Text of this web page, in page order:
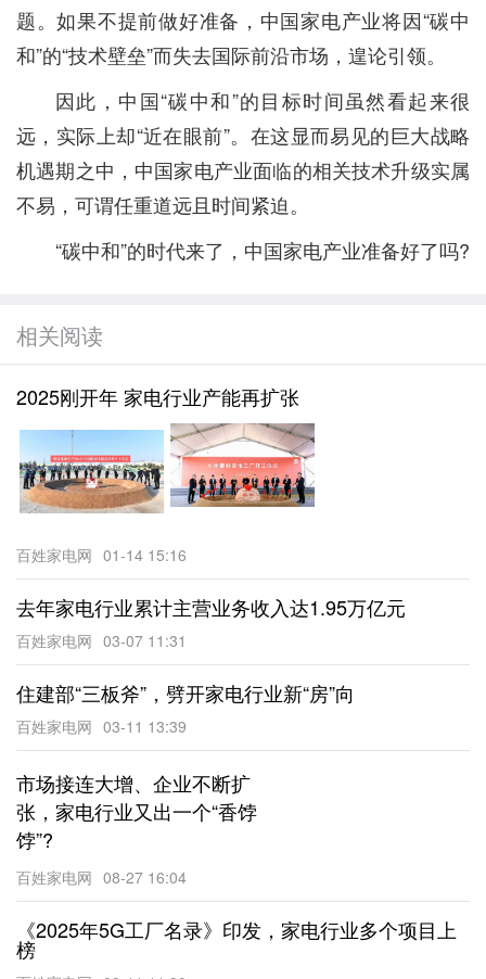
题。如果不提前做好准备，中国家电产业将因“碳中
和”的“技术壁垒”而失去国际前沿市场，遑论引领。
因此，中国“碳中和”的目标时间虽然看起来很
远，实际上却“近在眼前”。在这显而易见的巨大战略
机遇期之中，中国家电产业面临的相关技术升级实属
不易，可谓任重道远且时间紧迫。
“碳中和”的时代来了，中国家电产业准备好了吗?
相关阅读
2025刚开年 家电行业产能再扩张
百姓家电网 01-14 15:16
去年家电行业累计主营业务收入达1.95万亿元
百姓家电网 03-07 11:31
住建部“三板斧”，劈开家电行业新“房”向
百姓家电网 03-11 13:39
市场接连大增、企业不断扩
张，家电行业又出一个“香饽
饽”?
百姓家电网 08-27 16:04
《2025年5G工厂名录》印发，家电行业多个项目上
榜